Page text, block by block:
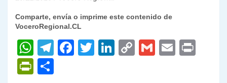
Comparte, envía o imprime este contenido de
VoceroRegional.CL
W
h
T
F
T
Li
C
G
E
P